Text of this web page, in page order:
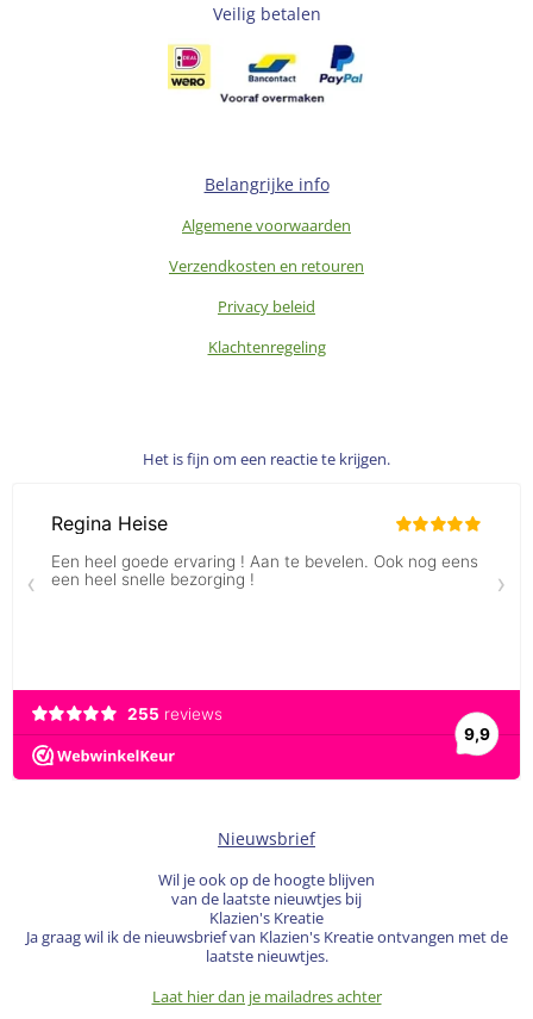
Veilig betalen
Belangrijke info
Algemene voorwaarden
Verzendkosten en retouren
Privacy beleid
Klachtenregeling
Het is fijn om een reactie te krijgen.
Nieuwsbrief
Wil je ook op de hoogte blijven
van de laatste nieuwtjes bij
Klazien's Kreatie
Ja graag wil ik de nieuwsbrief van Klazien's Kreatie ontvangen met de
laatste nieuwtjes.
Laat hier dan je mailadres achter